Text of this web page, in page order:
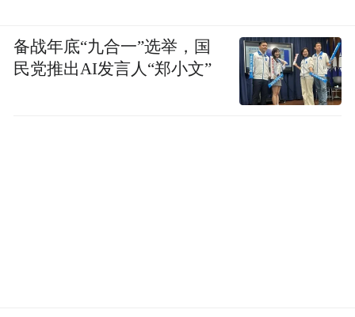
备战年底“九合一”选举，国
民党推出AI发言人“郑小文”